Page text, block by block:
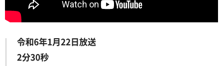
令和6年1月22日放送
2分30秒